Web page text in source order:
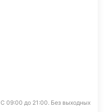
С 09:00 до 21:00. Без выходных